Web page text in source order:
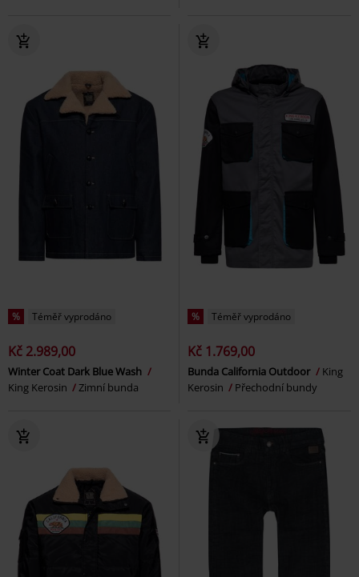
% Téměř vyprodáno
Kč 2.989,00
Winter Coat Dark Blue Wash
King Kerosin
Zimní bunda
% Téměř vyprodáno
Kč 1.769,00
Bunda California Outdoor
King
Kerosin
Přechodní bundy